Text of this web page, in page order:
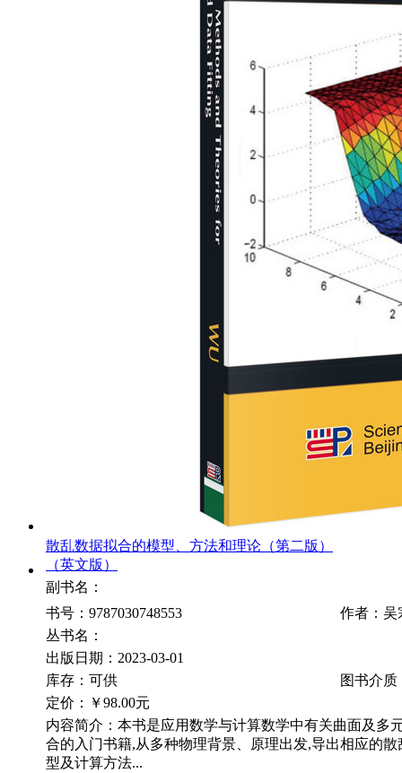
散乱数据拟合的模型、方法和理论（第二版）
（英文版）
副书名：
书号：9787030748553
作者：吴
丛书名：
出版日期：2023-03-01
库存：可供
图书介质
定价：
￥98.00元
内容简介：本书是应用数学与计算数学中有关曲面及多
合的入门书籍,从多种物理背景、原理出发,导出相应的
型及计算方法...